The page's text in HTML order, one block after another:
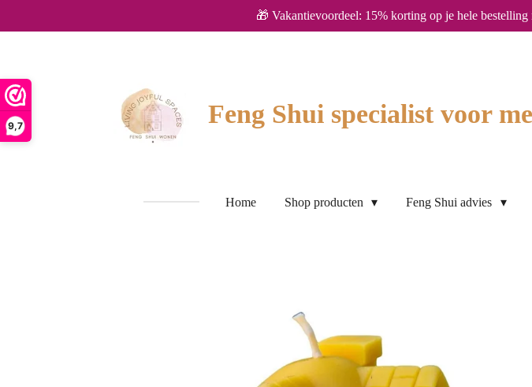
9,7
direct
hoofdinhoud
🎁 Vakantievoordeel: 15% korting op je hele
Feng Shui specialist voor
Home Shop producten Feng Shui advies